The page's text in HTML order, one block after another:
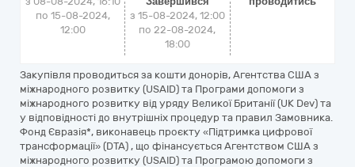
по 15-08-2024,
12:00
з 15-08-2024, 12:00
по 22-08-2024,
18:00
Закупівля проводиться за кошти донорів, Агентства США з
міжнародного розвитку (USAID) та Програми допомоги з
міжнародного розвитку від уряду Великої Британії (UK Dev) та
у відповідності до внутрішніх процедур та правил Замовника.
Фонд Євразія*, виконавець проєкту «Підтримка цифрової
трансформації» (DTA) , що фінансується Агентством США з
міжнародного розвитку (USAID) та Програмою допомоги з